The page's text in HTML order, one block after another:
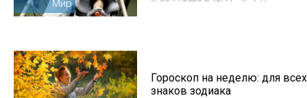
Мир
Гороскоп на неделю: для всех
знаков зодиака